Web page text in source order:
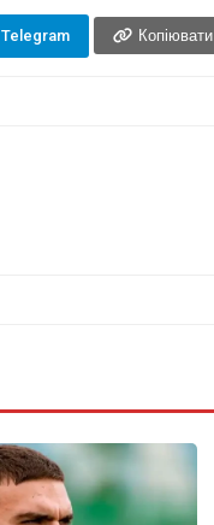
Telegram Копіювати